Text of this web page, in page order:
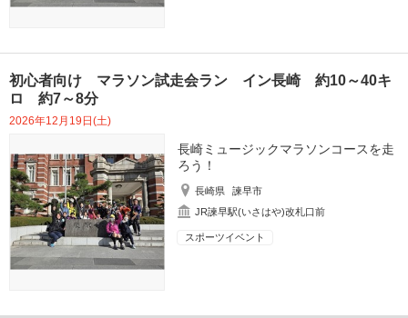
初心者向け マラソン試走会ラン イン長崎 約10～40キ
ロ 約7～8分
2026年12月19日(土)
長崎ミュージックマラソンコースを走
ろう！
長崎県
諫早市
JR諫早駅(いさはや)改札口前
スポーツイベント